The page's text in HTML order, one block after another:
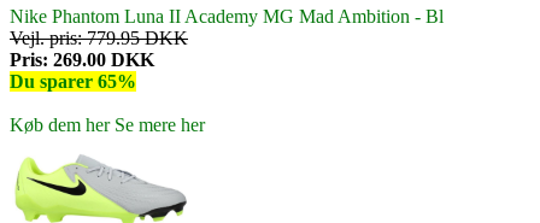
Nike Phantom Luna II Academy MG Mad Ambition - Bl
Vejl. pris: 779.95 DKK
Pris: 269.00 DKK
Du sparer 65%
Køb dem herSe mere her